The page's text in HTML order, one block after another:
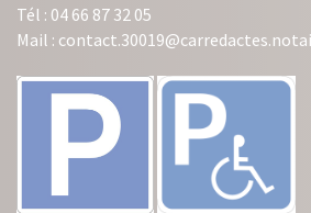
Tél : 04 66 87 32 05
Mail :